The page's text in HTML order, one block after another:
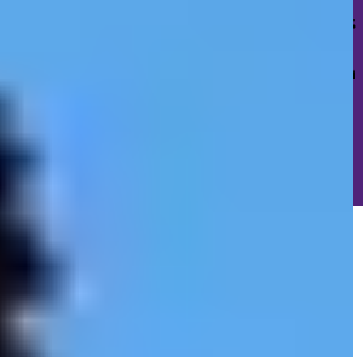
notwendigen technischen Cookies
verschiedenen "Partner" die deine Daten
Interessen"